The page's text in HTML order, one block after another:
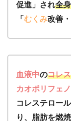
促進」され全
「 むくみ改善・
血液中のコレ
カオポリフェ
コレステロー
り、脂肪を燃